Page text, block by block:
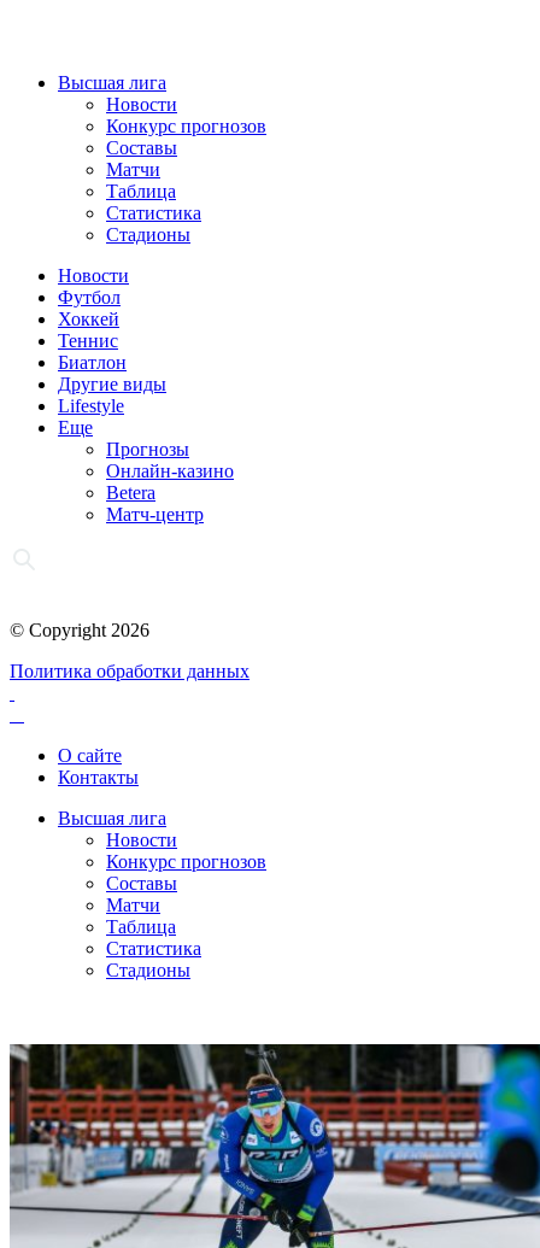
Высшая лига
Новости
Конкурс прогнозов
Составы
Матчи
Таблица
Статистика
Стадионы
Новости
Футбол
Хоккей
Теннис
Биатлон
Другие виды
Lifestyle
Еще
Прогнозы
Онлайн-казино
Betera
Матч-центр
© Copyright 2026
Политика обработки данных
О сайте
Контакты
Высшая лига
Новости
Конкурс прогнозов
Составы
Матчи
Таблица
Статистика
Стадионы